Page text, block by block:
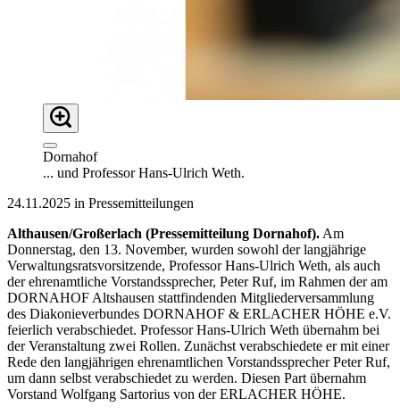
Dornahof
... und Professor Hans-Ulrich Weth.
24.11.2025 in Pressemitteilungen
Althausen/Großerlach (Pressemitteilung Dornahof). Am
Donnerstag, den 13. November, wurden sowohl der langjährige
Verwaltungsratsvorsitzende, Professor Hans-Ulrich Weth, als auch
der ehrenamtliche Vorstandssprecher, Peter Ruf, im Rahmen der am
DORNAHOF Altshausen stattfindenden Mitgliederversammlung
des Diakonieverbundes DORNAHOF & ERLACHER HÖHE e.V.
feierlich verabschiedet. Professor Hans-Ulrich Weth übernahm bei
der Veranstaltung zwei Rollen. Zunächst verabschiedete er mit einer
Rede den langjährigen ehrenamtlichen Vorstandssprecher Peter Ruf,
um dann selbst verabschiedet zu werden. Diesen Part übernahm
Vorstand Wolfgang Sartorius von der ERLACHER HÖHE.